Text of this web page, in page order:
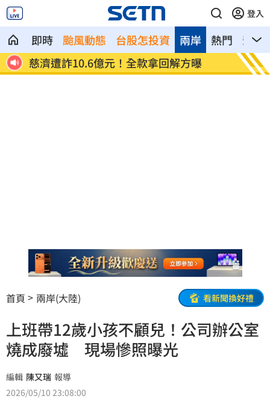
登入
即時 颱風動態 台股怎投資 熱門 影音
兩岸
慈濟遭詐10.6億元！全款拿回解方曝
稱龍
首頁 兩岸(大陸) 看新聞換好禮
上班帶12歲小孩不顧兒！公司辦公室
燒成廢墟 現場慘照曝光
編輯 陳又瑞 報導
2026/05/10 23:08:00